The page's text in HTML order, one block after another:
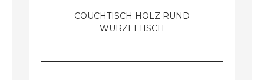
COUCHTISCH HOLZ RUND
WURZELTISCH